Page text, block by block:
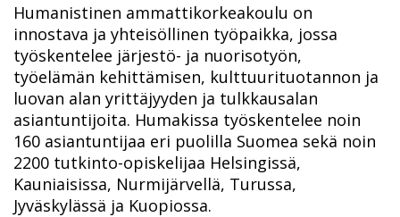
Humanistinen ammattikorkeakoulu on
innostava ja yhteisöllinen työpaikka, jossa
työskentelee järjestö- ja nuorisotyön,
työelämän kehittämisen, kulttuurituotannon ja
luovan alan yrittäjyyden ja tulkkausalan
asiantuntijoita. Humakissa työskentelee noin
160 asiantuntijaa eri puolilla Suomea sekä noin
2200 tutkinto-opiskelijaa Helsingissä,
Kauniaisissa, Nurmijärvellä, Turussa,
Jyväskylässä ja Kuopiossa.